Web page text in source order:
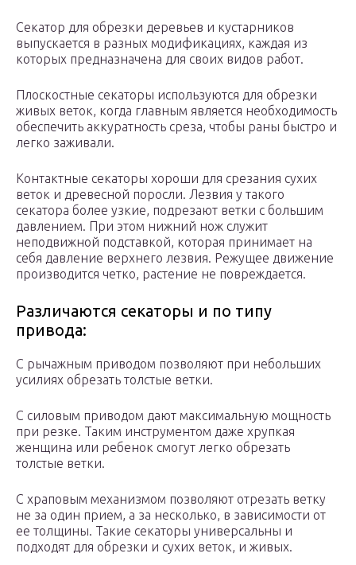
Секатор для обрезки деревьев и кустарников
выпускается в разных модификациях, каждая из
которых предназначена для своих видов работ.
Плоскостные секаторы используются для обрезки
живых веток, когда главным является необходимость
обеспечить аккуратность среза, чтобы раны быстро и
легко заживали.
Контактные секаторы хороши для срезания сухих
веток и древесной поросли. Лезвия у такого
секатора более узкие, подрезают ветки с большим
давлением. При этом нижний нож служит
неподвижной подставкой, которая принимает на
себя давление верхнего лезвия. Режущее движение
производится четко, растение не повреждается.
Различаются секаторы и по типу
привода:
С рычажным приводом позволяют при небольших
усилиях обрезать толстые ветки.
С силовым приводом дают максимальную мощность
при резке. Таким инструментом даже хрупкая
женщина или ребенок смогут легко обрезать
толстые ветки.
С храповым механизмом позволяют отрезать ветку
не за один прием, а за несколько, в зависимости от
ее толщины. Такие секаторы универсальны и
подходят для обрезки и сухих веток, и живых.